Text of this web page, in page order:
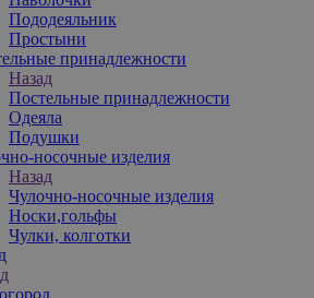
Пододеяльник
Простыни
принадлежности
Назад
Постельные принадлежности
Одеяла
Подушки
носочные изделия
Назад
Чулочно-носочные изделия
Носки,гольфы
Чулки, колготки